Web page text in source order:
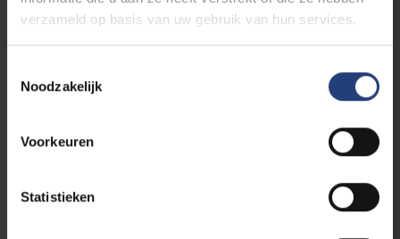
verzameld op basis van uw gebruik van hun services.
Noodzakelijk
Voorkeuren
Statistieken